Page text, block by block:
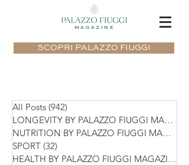
MAGAZINE
SCOPRI PALAZZO FIUGGI
All Posts (942)
LONGEVITY BY PALAZZO FIUGGI MAGAZIN
NUTRITION BY PALAZZO FIUGGI MAGAZIN
SPORT (32)
HEALTH BY PALAZZO FIUGGI MAGAZINE